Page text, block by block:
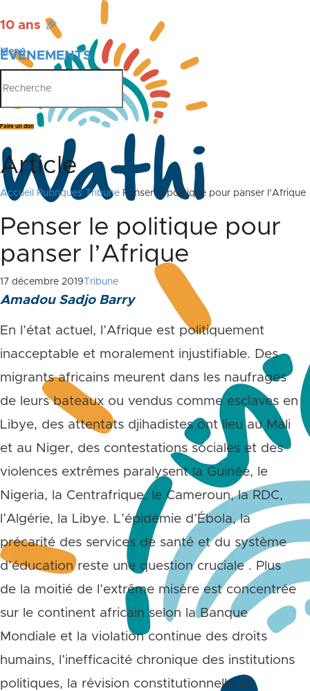
10 ans 🎉
ÉVÉNEMENTS
PUBLICATIONS
Menu
Faire un don
Article
Accueil Rubriques Tribune Penser le politique pour panser l’Afrique
Penser le politique pour
panser l’Afrique
17 décembre 2019 Tribune
Amadou Sadjo Barry
En l’état actuel, l’Afrique est politiquement
inacceptable et moralement injustifiable. Des
migrants africains meurent dans les naufrages
de leurs bateaux ou vendus comme esclaves en
Libye, des attentats djihadistes ont lieu au Mali
et au Niger, des contestations sociales et des
violences extrêmes paralysent la Guinée, le
Nigeria, la Centrafrique, le Cameroun, la RDC,
l’Algérie, la Libye. L’épidémie d’Ébola, la
précarité des services de santé et du système
d’éducation reste une question cruciale . Plus
de la moitié de l’extrême misère est concentrée
sur le continent africain selon la Banque
Mondiale et la violation continue des droits
humains, l’inefficacité chronique des institutions
politiques, la révision constitutionnelle et